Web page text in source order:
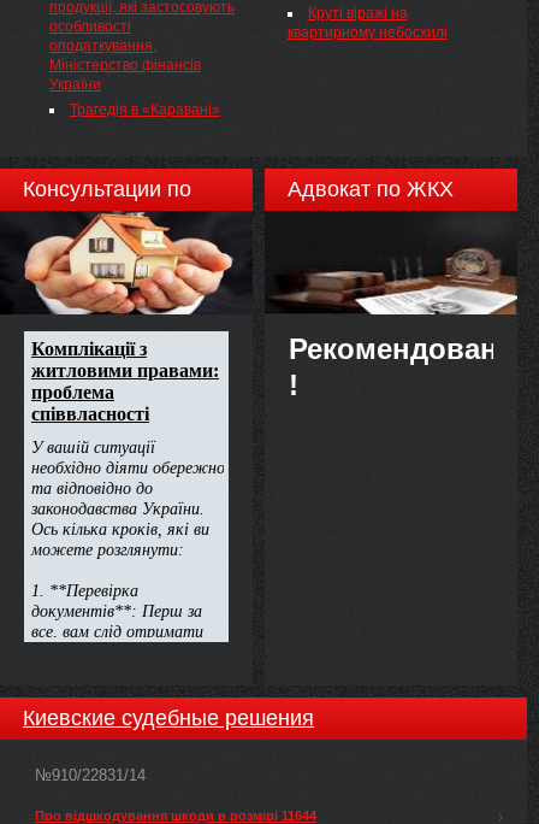
продукції, які застосовують
особливості
оподаткування,
Міністерство фінансів
України
Трагедія в «Каравані»
Круті віражі на
квартирному небосхилі
Консультации по
недвижимости
Адвокат по ЖКХ
Рекомендовано
!
Киевские судебные решения
№910/22831/14
Про відшкодування шкоди в розмірі 11644